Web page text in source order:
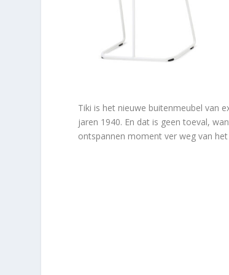
Tiki is het nieuwe buitenmeubel van
jaren 1940. En dat is geen toeval,
ontspannen moment ver weg van